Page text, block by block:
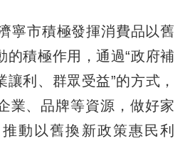
市積極發揮消費品以舊
的積極作用，通過“政府補
利、群眾受益”的方式，
業、品牌等資源，做好家
動以舊換新政策惠民利